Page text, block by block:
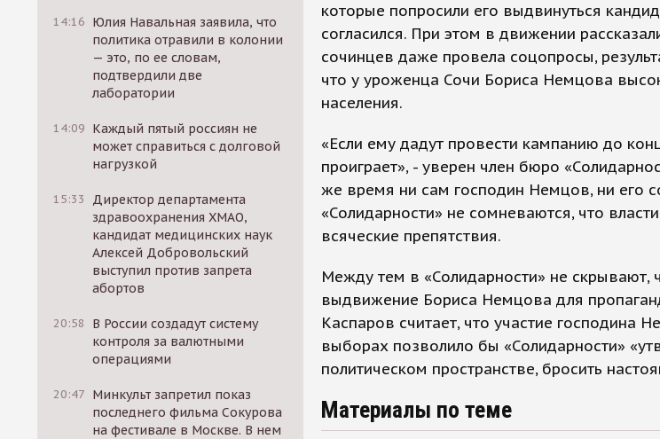
14:16 Юлия Навальная заявила, что
политика отравили в колонии
— это, по ее словам,
подтвердили две
лаборатории
14:09 Каждый пятый россиян не
может справиться с долговой
нагрузкой
15:33
Директор департамента
здравоохранения ХМАО,
кандидат медицинских наук
Алексей Добровольский
выступил против запрета
абортов
20:58
В России создадут систему
контроля за валютными
операциями
20:47 Минкульт запретил показ
последнего фильма Сокурова
на фестивале в Москве. В нем
которые попросили его выдвинуться
согласился. При этом в движении
сочинцев даже провела соцопросы,
что у уроженца Сочи Бориса Немцова
населения.
«Если ему дадут провести кампанию до
проиграет», - уверен член бюро
же время ни сам господин Немцов, ни его
«Солидарности» не сомневаются, что
всяческие препятствия.
Между тем в «Солидарности» не скрывают,
выдвижение Бориса Немцова для
Каспаров считает, что участие господина
выборах позволило бы «Солидарности»
политическом пространстве, бросить
Материалы по теме